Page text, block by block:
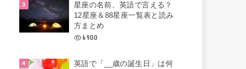
星座の名前、英語で言える？
12星座＆88星座一覧表と読み
方まとめ
6900
英語で「__歳の誕生日」は何